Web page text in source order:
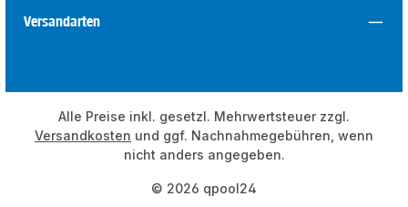
Versandarten
© 2026 qpool24
Alle Preise inkl. gesetzl. Mehrwertsteuer zzgl.
Versandkosten und ggf. Nachnahmegebühren, wenn
nicht anders angegeben.